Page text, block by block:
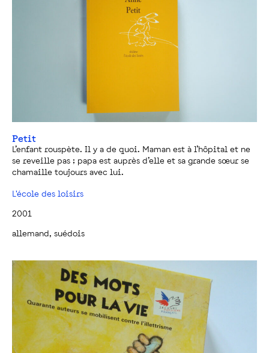
Petit
L’enfant rouspète. Il y a de quoi. Maman est à l’hôpital et ne
se reveille pas ; papa est auprès d’elle et sa grande sœur se
chamaille toujours avec lui.
L'école des loisirs
2001
allemand, suédois